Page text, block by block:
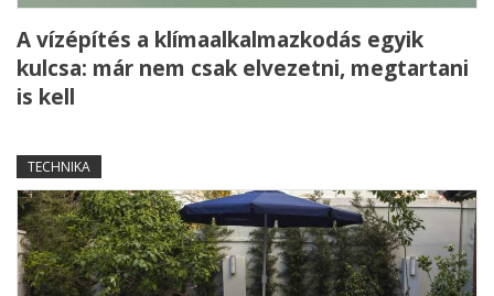
A vízépítés a klímaalkalmazkodás egyik
kulcsa: már nem csak elvezetni, megtartani
is kell
TECHNIKA